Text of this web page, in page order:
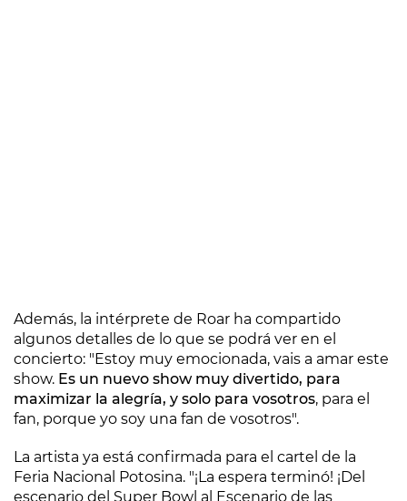
Además, la intérprete de Roar ha compartido
algunos detalles de lo que se podrá ver en el
concierto: "Estoy muy emocionada, vais a amar este
show. Es un nuevo show muy divertido, para
maximizar la alegría, y solo para vosotros, para el
fan, porque yo soy una fan de vosotros".
La artista ya está confirmada para el cartel de la
Feria Nacional Potosina. "¡La espera terminó! ¡Del
escenario del Super Bowl al Escenario de las